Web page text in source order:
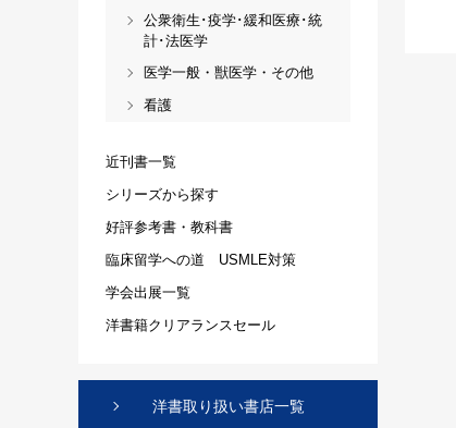
公衆衛生･疫学･緩和医療･統
計･法医学
医学一般・獣医学・その他
看護
近刊書一覧
シリーズから探す
好評参考書・教科書
臨床留学への道 USMLE対策
学会出展一覧
洋書籍クリアランスセール
洋書取り扱い書店一覧